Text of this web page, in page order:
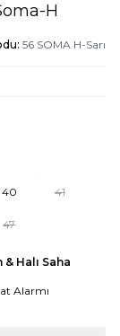
H
56 SOMA H-Sarı
40 41
47
Halı Saha
Alarmı